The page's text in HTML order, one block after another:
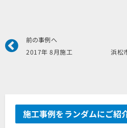
Prev
前の事例へ
2017年 8月施工 浜松市
施工事例をランダムにご紹